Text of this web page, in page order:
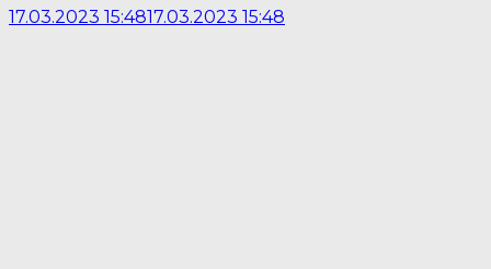
17.03.2023 15:4817.03.2023 15:48